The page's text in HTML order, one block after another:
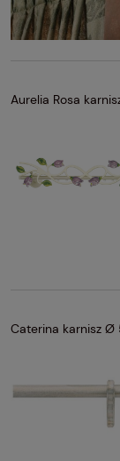
Aurelia Rosa
Caterina karnisz